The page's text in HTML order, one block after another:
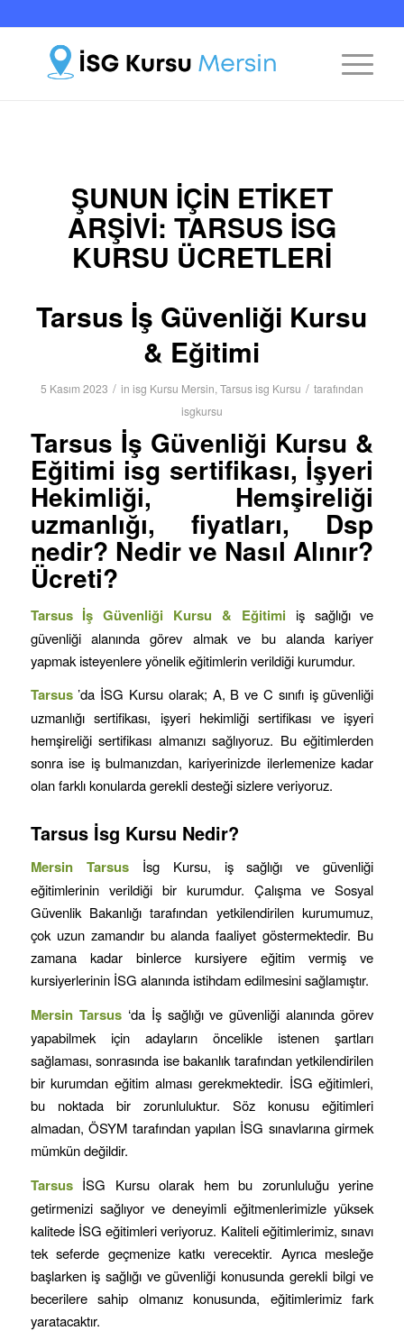
ŞUNUN IÇIN ETIKET
ARŞIVI: TARSUS ISG
KURSU ÜCRETLERI
Tarsus İş Güvenliği Kursu
& Eğitimi
5 Kasım 2023 / in isg Kursu Mersin, Tarsus isg Kursu / tarafından
isgkursu
Tarsus İş Güvenliği Kursu &
Eğitimi isg sertifikası, İşyeri
Hekimliği, Hemşireliği
uzmanlığı, fiyatları, Dsp
nedir? Nedir ve Nasıl Alınır?
Ücreti?
Tarsus İş Güvenliği Kursu & Eğitimi iş sağlığı ve
güvenliği alanında görev almak ve bu alanda kariyer
yapmak isteyenlere yönelik eğitimlerin verildiği kurumdur.
Tarsus ’da İSG Kursu olarak; A, B ve C sınıfı iş güvenliği
uzmanlığı sertifikası, işyeri hekimliği sertifikası ve işyeri
hemşireliği sertifikası almanızı sağlıyoruz. Bu eğitimlerden
sonra ise iş bulmanızdan, kariyerinizde ilerlemenize kadar
olan farklı konularda gerekli desteği sizlere veriyoruz.
Tarsus İsg Kursu Nedir?
Mersin Tarsus İsg Kursu, iş sağlığı ve güvenliği
eğitimlerinin verildiği bir kurumdur. Çalışma ve Sosyal
Güvenlik Bakanlığı tarafından yetkilendirilen kurumumuz,
çok uzun zamandır bu alanda faaliyet göstermektedir. Bu
zamana kadar binlerce kursiyere eğitim vermiş ve
kursiyerlerinin İSG alanında istihdam edilmesini sağlamıştır.
Mersin Tarsus ‘da İş sağlığı ve güvenliği alanında görev
yapabilmek için adayların öncelikle istenen şartları
sağlaması, sonrasında ise bakanlık tarafından yetkilendirilen
bir kurumdan eğitim alması gerekmektedir. İSG eğitimleri,
bu noktada bir zorunluluktur. Söz konusu eğitimleri
almadan, ÖSYM tarafından yapılan İSG sınavlarına girmek
mümkün değildir.
Tarsus İSG Kursu olarak hem bu zorunluluğu yerine
getirmenizi sağlıyor ve deneyimli eğitmenlerimizle yüksek
kalitede İSG eğitimleri veriyoruz. Kaliteli eğitimlerimiz, sınavı
tek seferde geçmenize katkı verecektir. Ayrıca mesleğe
başlarken iş sağlığı ve güvenliği konusunda gerekli bilgi ve
becerilere sahip olmanız konusunda, eğitimlerimiz fark
yaratacaktır.